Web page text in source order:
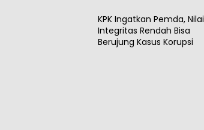
KPK Ingatkan Pemda, Nilai
Integritas Rendah Bisa
Berujung Kasus Korupsi